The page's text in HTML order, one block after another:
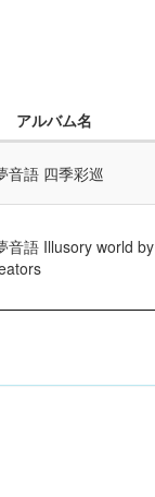
アルバム名
音語 四季彩巡
音語 Illusory world by